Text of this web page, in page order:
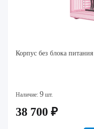
Корпус без блока
Наличие: 9 шт.
38 700 ₽